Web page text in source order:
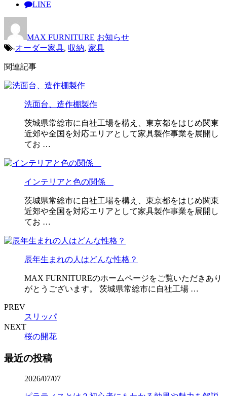
LINE
MAX FURNITURE お知らせ
-オーダー家具, 収納, 家具
関連記事
洗面台、造作棚製作
茨城県常総市に自社工場を構え、東京都をはじめ関東
近郊や全国を対応エリアとして家具製作事業を展開し
てお …
インテリアと色の関係
茨城県常総市に自社工場を構え、東京都をはじめ関東
近郊や全国を対応エリアとして家具製作事業を展開し
てお …
辰年生まれの人はどんな性格？
MAX FURNITUREのホームページをご覧いただきあり
がとうございます。 茨城県常総市に自社工場 …
PREV
スリッパ
NEXT
桜の開花
最近の投稿
2026/07/07